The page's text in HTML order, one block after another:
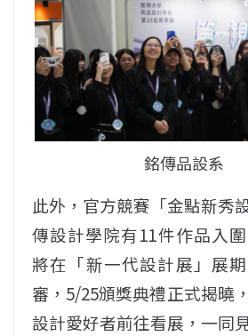
銘傳品設系
此外，官方競賽「金點新秀
傳設計學院有11件作品入圍
將在「新一代設計展」展
審，5/25頒獎典禮正式揭曉
設計愛好者前往看展，一同